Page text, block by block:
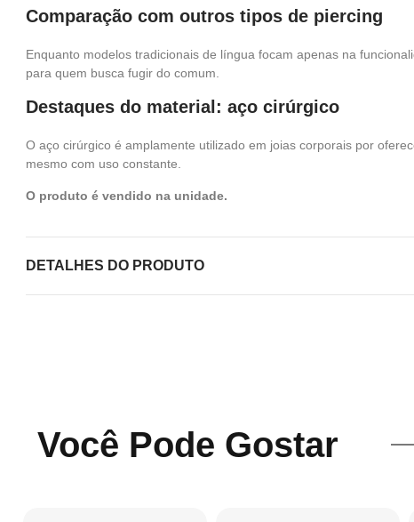
Comparação com outros tipos de piercing
Enquanto modelos tradicionais de língua focam apenas na
para quem busca fugir do comum.
Destaques do material: aço cirúrgico
O aço cirúrgico é amplamente utilizado em joias corporais por
mesmo com uso constante.
O produto é vendido na unidade.
DETALHES DO PRODUTO
Você Pode Gostar